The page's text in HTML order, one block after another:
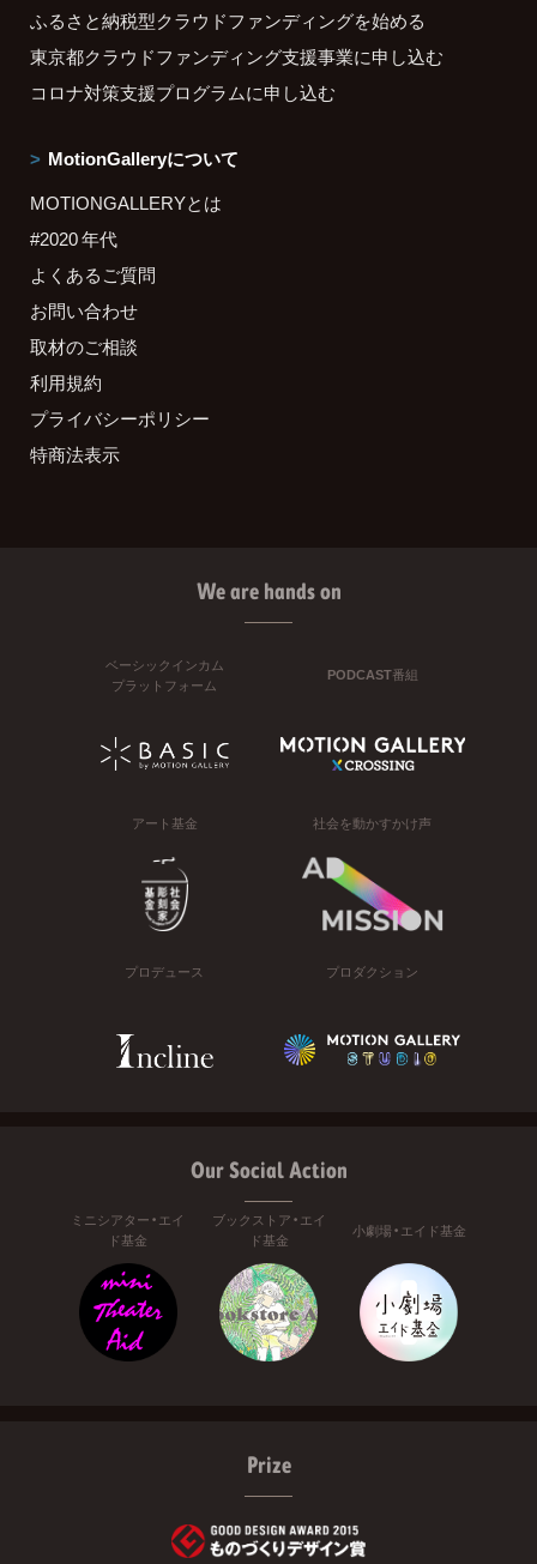
ふるさと納税型クラウドファンディングを始める
東京都クラウドファンディング支援事業に申し込む
コロナ対策支援プログラムに申し込む
MotionGalleryについて
MOTIONGALLERYとは
#2020 年代
よくあるご質問
お問い合わせ
取材のご相談
利用規約
プライバシーポリシー
特商法表示
We are hands on
ベーシックインカム
プラットフォーム
PODCAST番組
アート基金 社会を動かすかけ声
プロデュース プロダクション
Our Social Action
ミニシアター・エイ
ド基金
ブックストア・エイ
ド基金
小劇場・エイド基金
Prize